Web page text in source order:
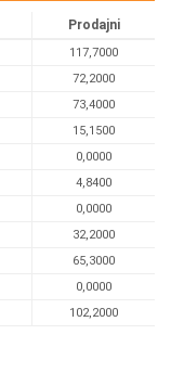
Prodajni
117,7000
72,2000
73,4000
15,1500
0,0000
4,8400
0,0000
32,2000
65,3000
0,0000
102,2000